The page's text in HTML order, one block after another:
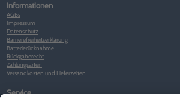
Informationen
AGBs
Impressum
Datenschutz
Barrierefreiheitserklärung
Batterierücknahme
Rückgaberecht
Zahlungsarten
Versandkosten und Lieferzeiten
Service